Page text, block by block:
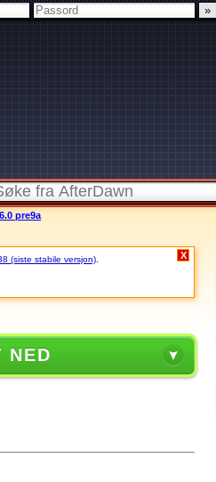
pre9a
(siste stabile versjon) X
NED